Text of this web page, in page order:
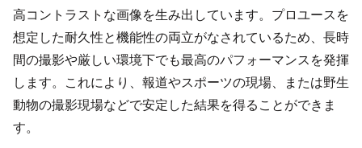
高コントラストな画像を生み出しています。プロユースを
想定した耐久性と機能性の両立がなされているため、長時
間の撮影や厳しい環境下でも最高のパフォーマンスを発揮
します。これにより、報道やスポーツの現場、または野生
動物の撮影現場などで安定した結果を得ることができま
す。